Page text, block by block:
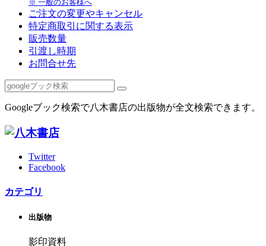
※ 一般のお客様へ
ご注文の変更やキャンセル
特定商取引に関する表示
販売数量
引渡し時期
お問合せ先
Googleブック検索で八木書店の出版物が全文検索できます。
Twitter
Facebook
カテゴリ
出版物
影印資料